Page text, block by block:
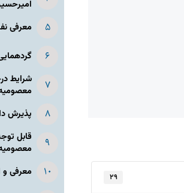
۲۹
معرفی
شرایط
پذیرش
قابل
معرفی و